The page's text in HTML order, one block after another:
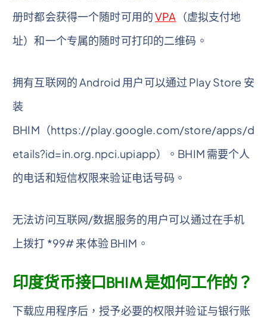
册时都会获得一个随时可用的VPA （虚拟支付地
址）和一个专属的随时可打印的二维码。
拥有互联网的 Android 用户可以通过 Play Store 安
装
BHIM（https://play.google.com/store/apps/d
etails?id=in.org.npci.upiapp）。BHIM 需要个人
的电话和短信权限来验证电话号码。
无法访问互联网/数据服务的用户可以通过在手机
上拨打 *99# 来体验 BHIM。
印度货币接口BHIM是如何工作的？
下载应用程序后，授予必要的权限并验证与银行账